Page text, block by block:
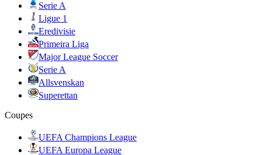
Serie A
Ligue 1
Eredivisie
Primeira Liga
Major League Soccer
Serie A
Allsvenskan
Superettan
Coupes
UEFA Champions League
UEFA Europa League